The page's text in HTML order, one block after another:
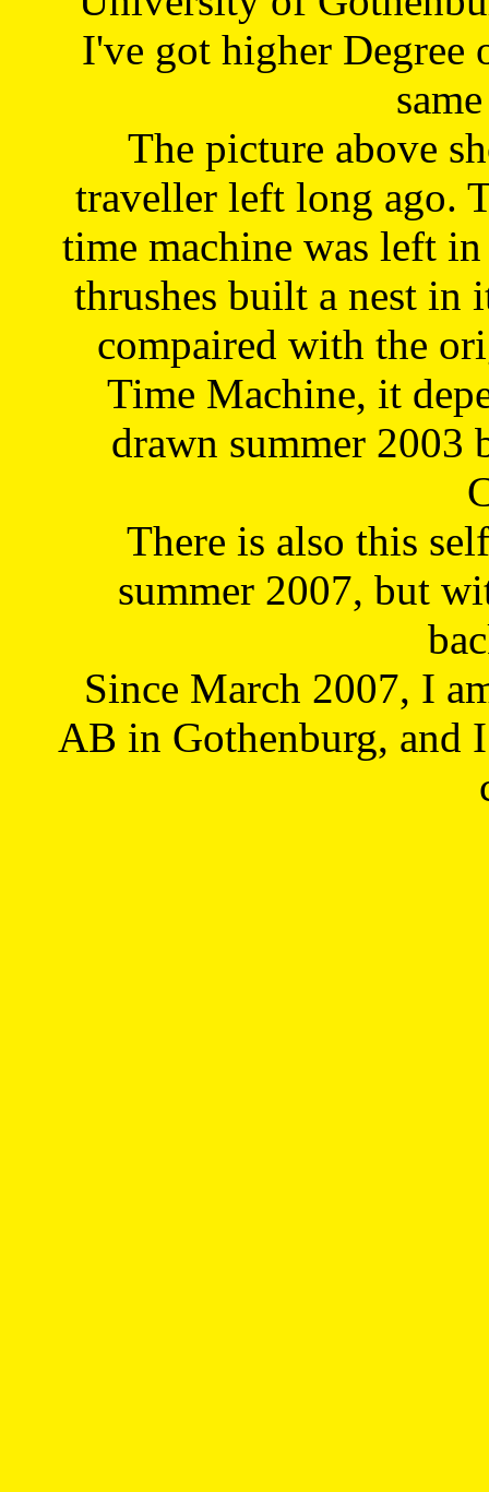
I've got higher Degree
The picture above
traveller left long ago.
time machine was left
thrushes built a nest in
compaired with the
Time Machine, it
drawn summer 2003
There is also this
summer 2007, but
Since March 2007, I
AB in Gothenburg, and